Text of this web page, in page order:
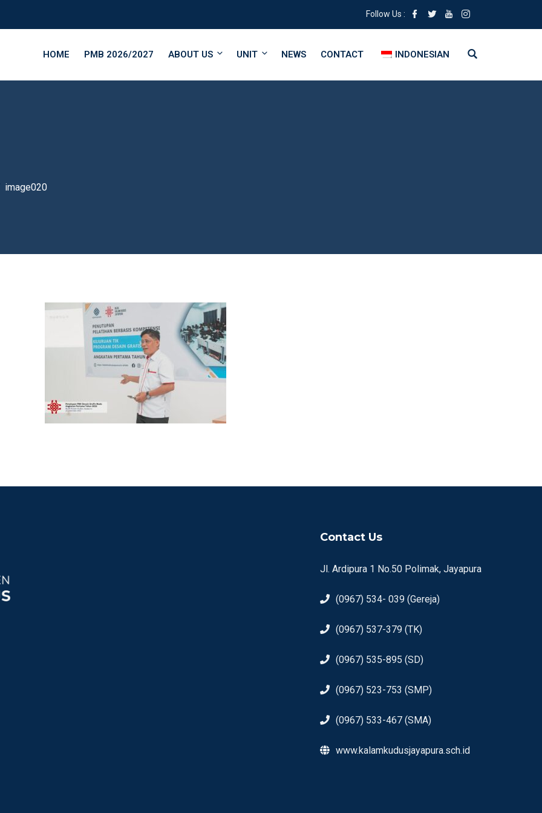
Follow Us :
HOME PMB 2026/2027 ABOUT US UNIT NEWS CONTACT INDONESIAN
image020
Contact Us
Jl. Ardipura 1 No.50 Polimak, Jayapura
(0967) 534- 039 (Gereja)
(0967) 537-379 (TK)
(0967) 535-895 (SD)
(0967) 523-753 (SMP)
(0967) 533-467 (SMA)
www.kalamkudusjayapura.sch.id